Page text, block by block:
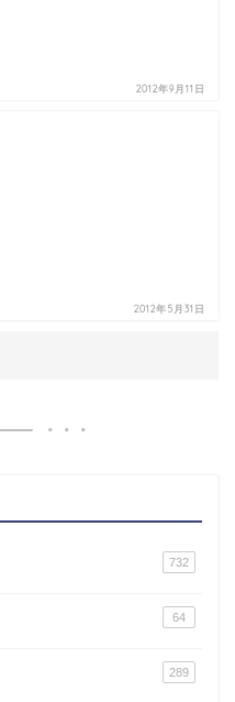
2012年9月11日
2012年5月31日
732
64
289